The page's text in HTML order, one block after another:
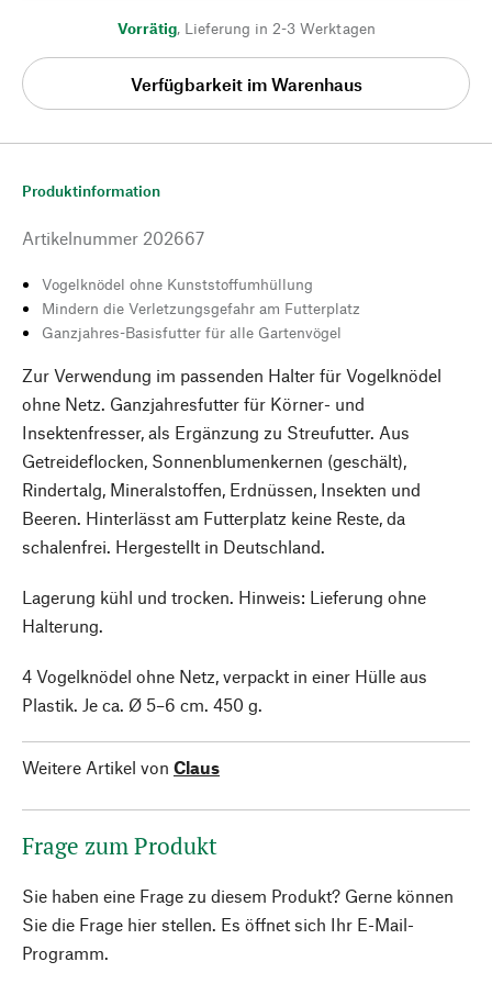
Vorrätig, Lieferung in 2-3 Werktagen
Verfügbarkeit im Warenhaus
Produktinformation
Artikelnummer 202667
Vogelknödel ohne Kunststoffumhüllung
Mindern die Verletzungsgefahr am Futterplatz
Ganzjahres-Basisfutter für alle Gartenvögel
Zur Verwendung im passenden Halter für Vogelknödel
ohne Netz. Ganzjahresfutter für Körner- und
Insektenfresser, als Ergänzung zu Streufutter. Aus
Getreideflocken, Sonnenblumenkernen (geschält),
Rindertalg, Mineralstoffen, Erdnüssen, Insekten und
Beeren. Hinterlässt am Futterplatz keine Reste, da
schalenfrei. Hergestellt in Deutschland.
Lagerung kühl und trocken. Hinweis: Lieferung ohne
Halterung.
4 Vogelknödel ohne Netz, verpackt in einer Hülle aus
Plastik. Je ca. Ø 5–6 cm. 450 g.
Weitere Artikel von Claus
Frage zum Produkt
Sie haben eine Frage zu diesem Produkt? Gerne können
Sie die Frage hier stellen. Es öffnet sich Ihr E-Mail-
Programm.